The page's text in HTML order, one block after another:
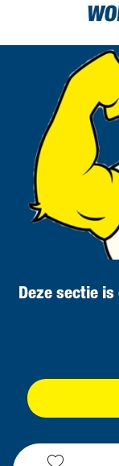
Deze sectie